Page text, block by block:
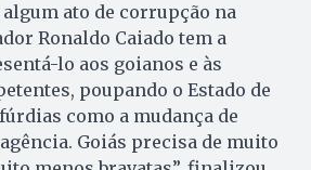
ato de corrupção na
Ronaldo Caiado tem a
lo aos goianos e às
poupando o Estado de
como a mudança de
Goiás precisa de muito